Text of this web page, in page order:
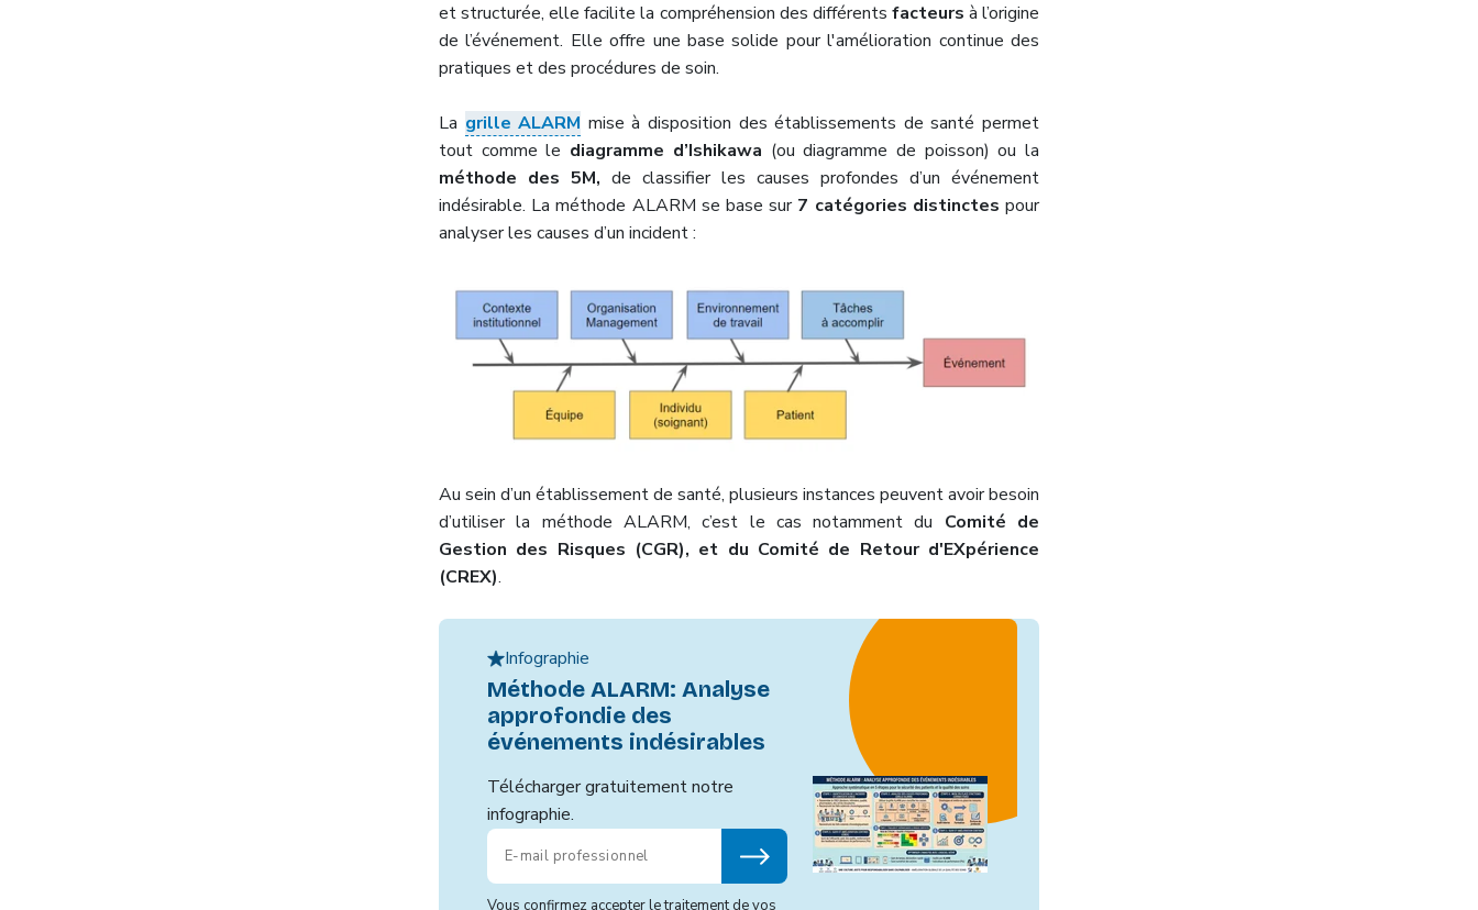
et structurée, elle facilite la compréhension des différents facteurs à l’origine
de l’événement. Elle offre une base solide pour l'amélioration continue des
pratiques et des procédures de soin.
La grille ALARM mise à disposition des établissements de santé permet
tout comme le diagramme d’Ishikawa (ou diagramme de poisson) ou la
méthode des 5M, de classifier les causes profondes d’un événement
indésirable. La méthode ALARM se base sur 7 catégories distinctes pour
analyser les causes d’un incident :
Au sein d’un établissement de santé, plusieurs instances peuvent avoir besoin
d’utiliser la méthode ALARM, c’est le cas notamment du Comité de
Gestion des Risques (CGR), et du Comité de Retour d'EXpérience
(CREX).
Infographie
Méthode ALARM: Analyse
approfondie des
événements indésirables
Télécharger gratuitement notre
infographie.
Vous confirmez accepter le traitement de vos